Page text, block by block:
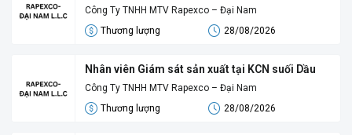
Finishing
Công Ty TNHH MTV Rapexco – Đại Nam
Thương lượng
28/08/2026
Nhân viên Giám sát sản xuất tại KCN suối Dầu
Công Ty TNHH MTV Rapexco – Đại Nam
Thương lượng
28/08/2026